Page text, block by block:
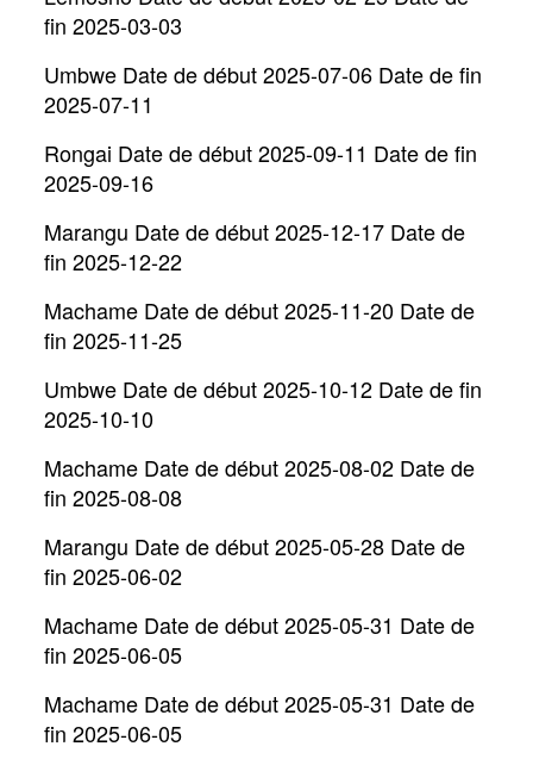
fin 2025-03-03
Umbwe Date de début 2025-07-06 Date de fin
2025-07-11
Rongai Date de début 2025-09-11 Date de fin
2025-09-16
Marangu Date de début 2025-12-17 Date de
fin 2025-12-22
Machame Date de début 2025-11-20 Date de
fin 2025-11-25
Umbwe Date de début 2025-10-12 Date de fin
2025-10-10
Machame Date de début 2025-08-02 Date de
fin 2025-08-08
Marangu Date de début 2025-05-28 Date de
fin 2025-06-02
Machame Date de début 2025-05-31 Date de
fin 2025-06-05
Machame Date de début 2025-05-31 Date de
fin 2025-06-05